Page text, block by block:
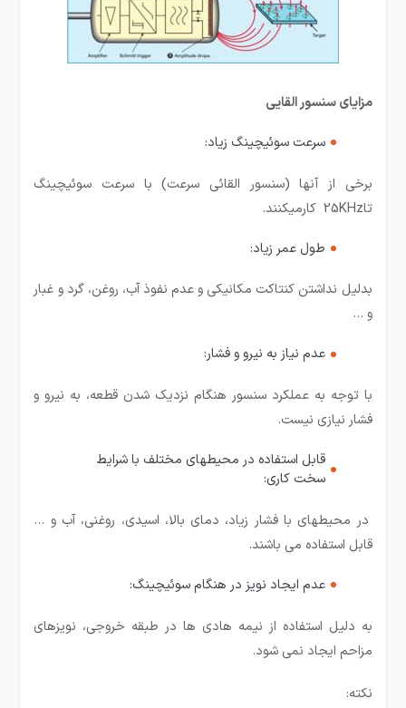
مزایای سنسور القایی
سرعت سوئیچینگ زیاد:
برخی از آنها (سنسور القائی سرعت) با سرعت سوئیچینگ
تا25KHz کارمیکنند.
طول عمر زیاد:
بدلیل نداشتن کنتاکت مکانیکی و عدم نفوذ آب، روغن، گرد و غبار
و …
عدم نیاز به نیرو و فشار:
با توجه به عملکرد سنسور هنگام نزدیک شدن قطعه، به نیرو و
فشار نیازی نیست.
قابل استفاده در محیطهای مختلف با شرایط
سخت کاری:
در محیطهای با فشار زیاد، دمای بالا، اسیدی، روغنی، آب و …
قابل استفاده می باشند.
عدم ایجاد نویز در هنگام سوئیچینگ:
به دلیل استفاده از نیمه هادی ها در طبقه خروجی، نویزهای
مزاحم ایجاد نمی شود.
نکته: